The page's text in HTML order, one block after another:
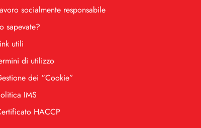
socialmente responsabile
sapevate?
utili
di utilizzo
dei “Cookie”
IMS
HACCP